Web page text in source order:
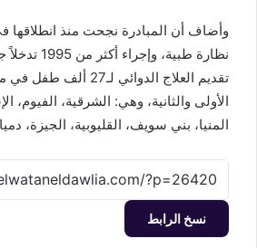
نظارة طبية،
تقديم العلاج الدوائي
الأولى والثانية، وهي: الشرقية، الفيوم،
المنيا، بني سويف، القليوبية، الجيزة،
نسخ الرابط